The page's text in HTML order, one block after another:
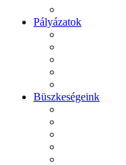
Pályázatok
Büszkeségeink